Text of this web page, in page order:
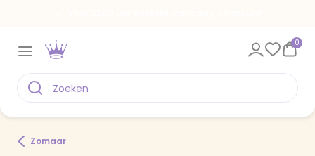
0
Zomaar